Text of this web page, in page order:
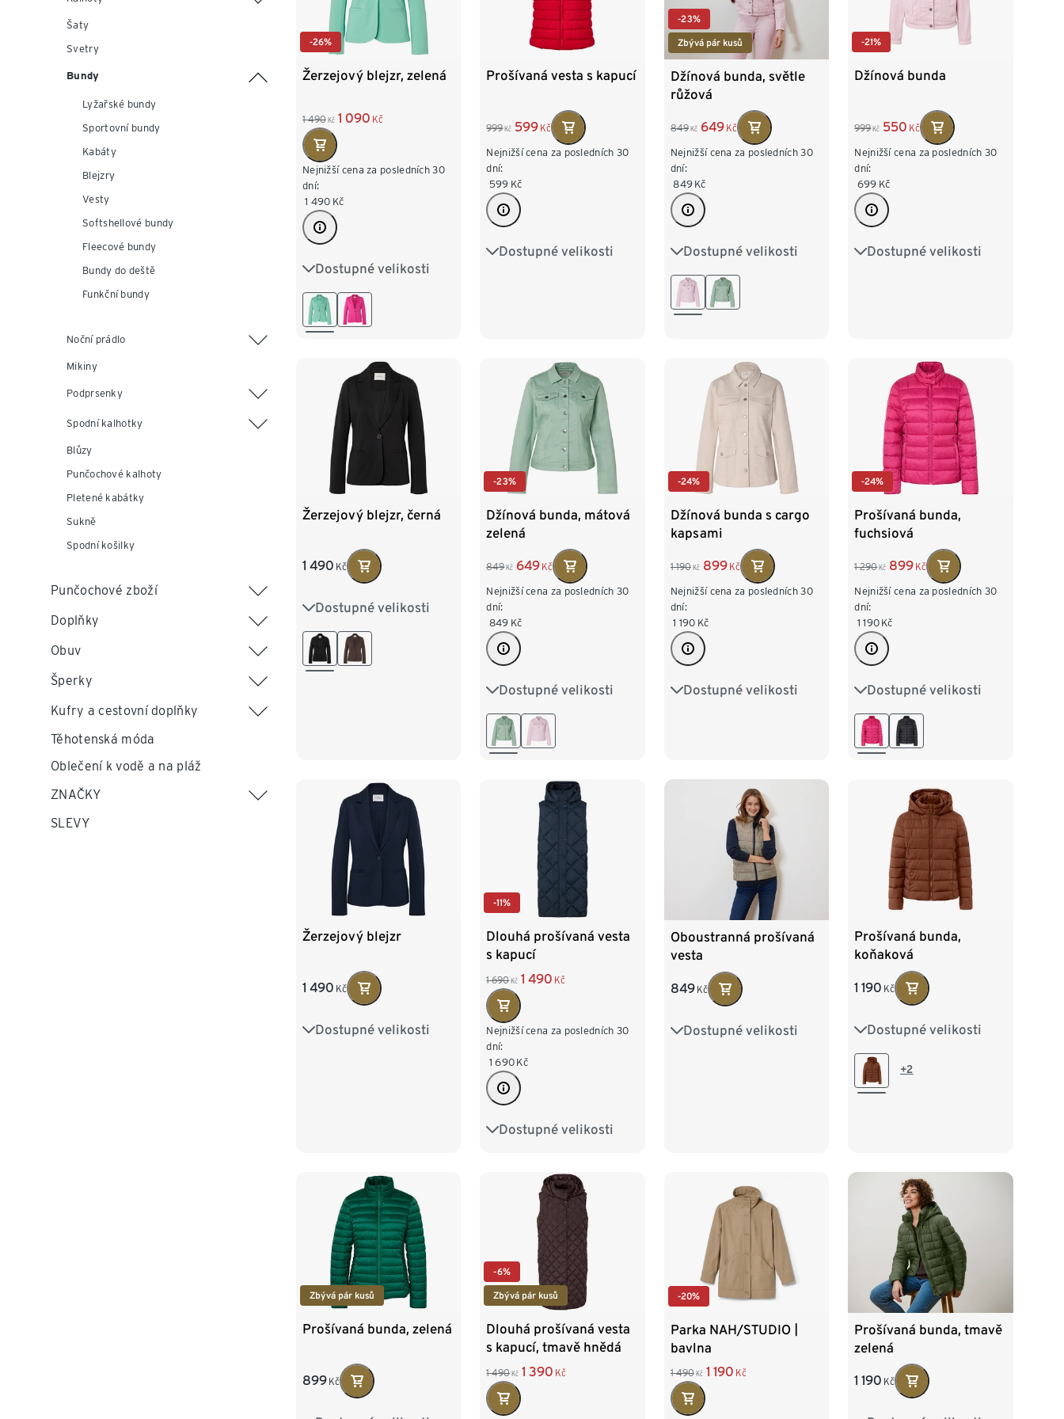
Šaty
Svetry
Bundy
Lyžařské bundy
Sportovní bundy
Kabáty
Blejzry
Vesty
Softshellové bundy
Fleecové bundy
Bundy do deště
Funkční bundy
Noční prádlo
Mikiny
Podprsenky
Spodní kalhotky
Blůzy
Punčochové kalhoty
Pletené kabátky
Sukně
Spodní košilky
Punčochové zboží
Doplňky
Obuv
Šperky
Kufry a cestovní doplňky
Těhotenská móda
Oblečení k vodě a na pláž
ZNAČKY
SLEVY
-26%
Žerzejový blejzr, zelená
1 490 Kč 1 090 Kč
Nejnižší cena za posledních 30
dní:
1 490 Kč
Dostupné velikosti
36 38 40 42
44 46
Prošívaná vesta s kapucí
999 Kč 599 Kč
Nejnižší cena za posledních 30
dní:
599 Kč
Dostupné velikosti
36 38 40 42
-23%
Zbývá pár kusů
Džínová bunda, světle
růžová
849 Kč 649 Kč
Nejnižší cena za posledních 30
dní:
849 Kč
Dostupné velikosti
36 38 40 42
44 46
-21%
Džínová bunda
999 Kč 550 Kč
Nejnižší cena za posledních 30
dní:
699 Kč
Dostupné velikosti
36 38 40 42
Žerzejový blejzr, černá
1 490 Kč
Dostupné velikosti
36 38 40 42
44 46
-23%
Džínová bunda, mátová
zelená
849 Kč 649 Kč
Nejnižší cena za posledních 30
dní:
849 Kč
Dostupné velikosti
36 38 40 42
44 46
-24%
Džínová bunda s cargo
kapsami
1 190 Kč 899 Kč
Nejnižší cena za posledních 30
dní:
1 190 Kč
Dostupné velikosti
36 38 40 42
-24%
Prošívaná bunda,
fuchsiová
1 290 Kč 899 Kč
Nejnižší cena za posledních 30
dní:
1 190 Kč
Dostupné velikosti
36 38 40 42
44 46
Žerzejový blejzr
1 490 Kč
Dostupné velikosti
36 38 40 42
-11%
Dlouhá prošívaná vesta
s kapucí
1 690 Kč 1 490 Kč
Nejnižší cena za posledních 30
dní:
1 690 Kč
Dostupné velikosti
36 38 40 42
Oboustranná prošívaná
vesta
849 Kč
Dostupné velikosti
36 38 40 42
Prošívaná bunda,
koňaková
1 190 Kč
Dostupné velikosti
36 38 40 42
44 46
+2
Zbývá pár kusů
Prošívaná bunda, zelená
899 Kč
-6%
Zbývá pár kusů
Dlouhá prošívaná vesta
s kapucí, tmavě hnědá
1 490 Kč 1 390 Kč
-20%
Parka NAH/STUDIO |
bavlna
1 490 Kč 1 190 Kč
Prošívaná bunda, tmavě
zelená
1 190 Kč